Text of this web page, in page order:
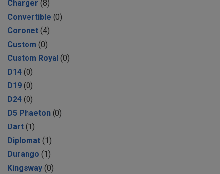
Charger (8)
Convertible (0)
Coronet (4)
Custom (0)
Custom Royal (0)
D14 (0)
D19 (0)
D24 (0)
D5 Phaeton (0)
Dart (1)
Diplomat (1)
Durango (1)
Kingsway (0)